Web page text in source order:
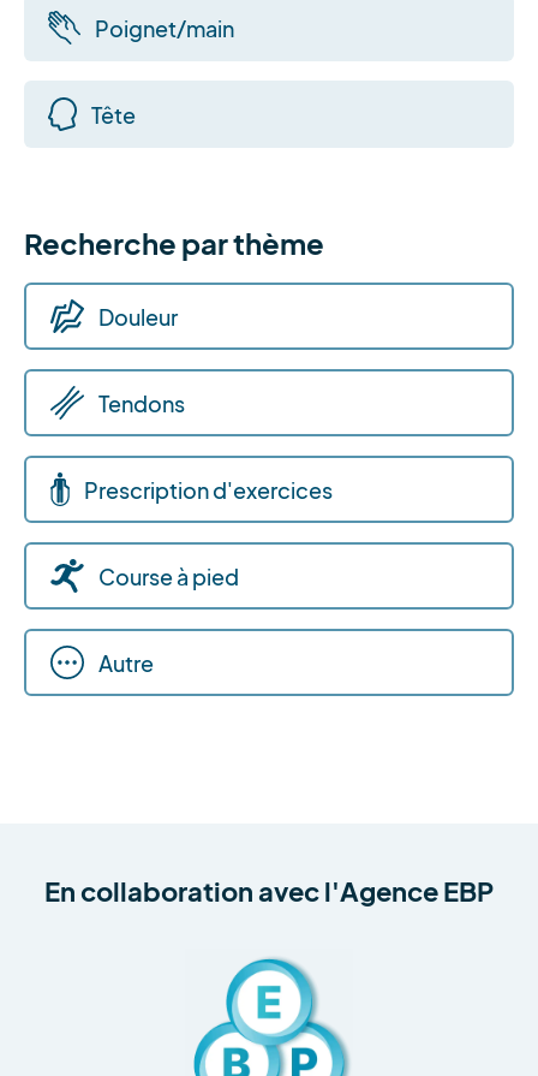
Poignet/main
Tête
Recherche par thème
Douleur
Tendons
Prescription d'exercices
Course à pied
Autre
En collaboration avecl'Agence EBP